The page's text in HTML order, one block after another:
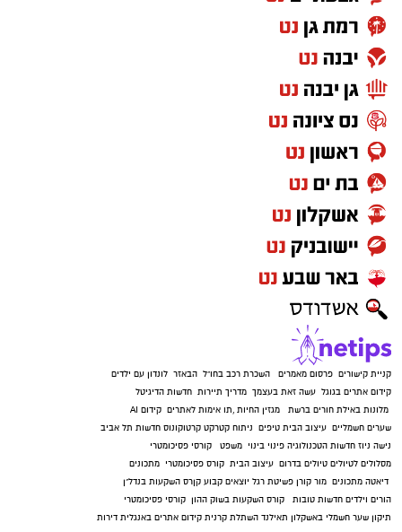
קניית קישורים פרסום מאמרים השכרת רכב בחו"ל הבאזר לונדון עם ילדים
קידום אתרים בגוגל עשה זאת בעצמך מדריך תיירות חדשות הדיגיטל
מלונות באילת חורים ברשת מגזין החיות ,תו אימות לאתרים קידום AI
שערים חשמליים עיצוב הבית טיפים ניתוח קטרקט קרטוקונוס חדשות תל אביב
נישה ניוז חדשות הטכנולוגיה פינוי בינוי משפט
קורסי פסיכומטרי
מסלולים לטיולים טיולים בדרום עיצוב הבית קורס פסיכומטרי מתכונים
דיאטה מתכונים מור קורן פשיטת רגל יוצאים קבוע קןרס השקעות בנדל"ן
הורים וילדים חדשות טובות קורס השקעות בשוק ההון קורסי פסיכומטרי
תיקון שער חשמלי באשקלון תאילנד השתלת קרנית קידום אתרים באנגלית דירות